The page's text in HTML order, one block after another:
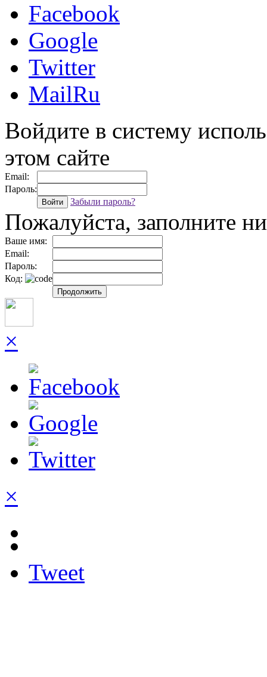
Facebook
Google
Twitter
MailRu
Войдите в систему
этом сайте
Email:
Пароль:
Войти Забыли пароль?
Пожалуйста, заполните
Ваше имя:
Email:
Пароль:
Код:
Продолжить
×
×
Tweet